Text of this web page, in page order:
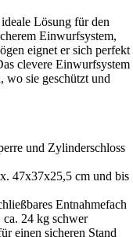
Lösung für den
Einwurfsystem,
eignet er sich perfekt
clevere Einwurfsystem
wo sie geschützt und
und Zylinderschloss
47x37x25,5 cm und bis
Entnahmefach
24 kg schwer
einen sicheren Stand